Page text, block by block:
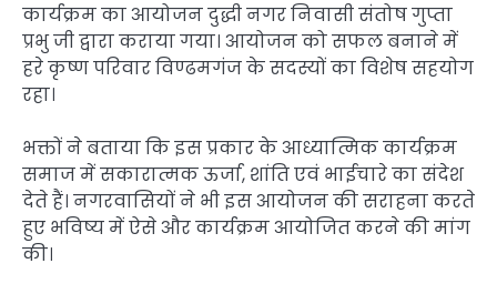
कार्यक्रम का आयोजन दुद्धी नगर निवासी संतोष गुप्ता
प्रभु जी द्वारा कराया गया। आयोजन को सफल बनाने में
हरे कृष्ण परिवार विण्ढमगंज के सदस्यों का विशेष सहयोग
रहा।
भक्तों ने बताया कि इस प्रकार के आध्यात्मिक कार्यक्रम
समाज में सकारात्मक ऊर्जा, शांति एवं भाईचारे का संदेश
देते हैं। नगरवासियों ने भी इस आयोजन की सराहना करते
हुए भविष्य में ऐसे और कार्यक्रम आयोजित करने की मांग
की।